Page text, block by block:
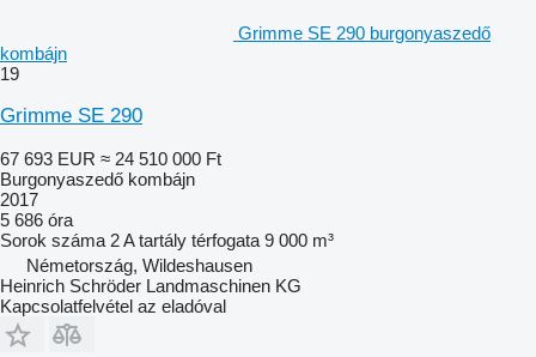
Grimme SE 290 burgonyaszedő
kombájn
19
Grimme SE 290
67 693 EUR ≈ 24 510 000 Ft
Burgonyaszedő kombájn
2017
5 686 óra
Sorok száma 2A tartály térfogata 9 000 m³
Németország, Wildeshausen
Heinrich Schröder Landmaschinen KG
Kapcsolatfelvétel az eladóval